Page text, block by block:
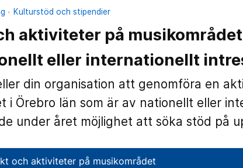
Kulturstöd och stipendier
aktiviteter på
eller internationellt
din organisation att genomföra en
i Örebro län som är av nationellt eller
under året möjlighet att söka stöd på
och aktiviteter på musikområdet